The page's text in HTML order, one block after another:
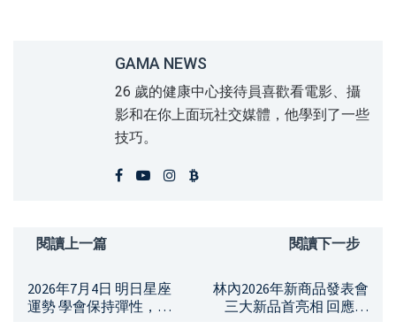
GAMA NEWS
26 歲的健康中心接待員喜歡看電影、攝
影和在你上面玩社交媒體，他學到了一些
技巧。
閱讀上一篇
2026年7月4日 明日星座
運勢 學會保持彈性，驚
閱讀下一步
林內2026年新商品發表會
三大新品首亮相 回應現